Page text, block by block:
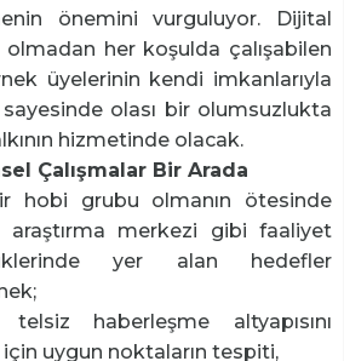
önemini vurguluyor. Dijital
olmadan her koşulda çalışabilen
üyelerinin kendi imkanlarıyla
olası bir olumsuzlukta
hizmetinde olacak.
Çalışmalar Bir Arada
hobi grubu olmanın ötesinde
merkezi gibi faaliyet
yer alan hedefler
haberleşme altyapısını
uygun noktaların tespiti,